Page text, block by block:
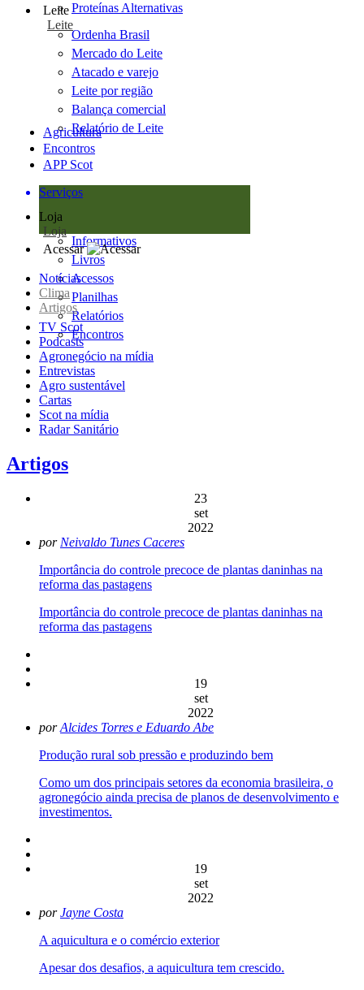
Proteínas Alternativas
Leite
Leite
Ordenha Brasil
Mercado do Leite
Atacado e varejo
Leite por região
Balança comercial
Relatório de Leite
Agricultura
Encontros
APP Scot
Serviços
Loja
Loja
Informativos
Livros
Acessos
Planilhas
Relatórios
Encontros
Acessar
Notícias
Clima
Artigos
TV Scot
Podcasts
Agronegócio na mídia
Entrevistas
Agro sustentável
Cartas
Scot na mídia
Radar Sanitário
Artigos
23
set
2022
por Neivaldo Tunes Caceres
Importância do controle precoce de plantas daninhas na
reforma das pastagens
Importância do controle precoce de plantas daninhas na
reforma das pastagens
19
set
2022
porAlcides Torres e Eduardo Abe
Produção rural sob pressão e produzindo bem
Como um dos principais setores da economia brasileira, o
agronegócio ainda precisa de planos de desenvolvimento e
investimentos.
19
set
2022
porJayne Costa
A aquicultura e o comércio exterior
Apesar dos desafios, a aquicultura tem crescido.